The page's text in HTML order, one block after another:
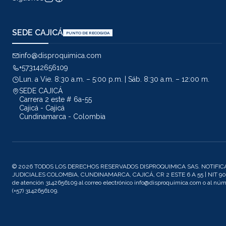
SEDE CAJICÁ PUNTO DE RECOGIDA
info@disproquimica.com
+573142656109
Lun. a Vie. 8:30 a.m. – 5:00 p.m. | Sáb. 8:30 a.m. – 12:00 m.
SEDE CAJICÁ
Carrera 2 este # 6a-55
Cajicá - Cajicá
Cundinamarca - Colombia
© 2026 TODOS LOS DERECHOS RESERVADOS DISPROQUIMICA SAS.
JUDICIALES COLOMBIA, CUNDINAMARCA, CAJICÁ, CR 2 ESTE 6 A 55 | NIT
de atención 3142656109 al correo electrónico info@disproquimica.com o al
(+57) 3142656109.